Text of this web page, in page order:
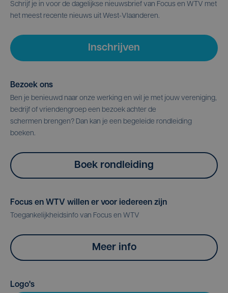
Schrijf je in voor de dagelijkse nieuwsbrief van Focus en WTV met
het meest recente nieuws uit West-Vlaanderen.
Inschrijven
Bezoek ons
Ben je benieuwd naar onze werking en wil je met jouw vereniging,
bedrijf of vriendengroep een bezoek achter de
schermen brengen? Dan kan je een begeleide rondleiding
boeken.
Boek rondleiding
Focus en WTV willen er voor iedereen zijn
Toegankelijkheidsinfo van Focus en WTV
Meer info
Logo's